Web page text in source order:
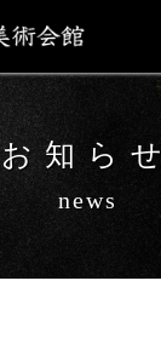
お知らせ
news